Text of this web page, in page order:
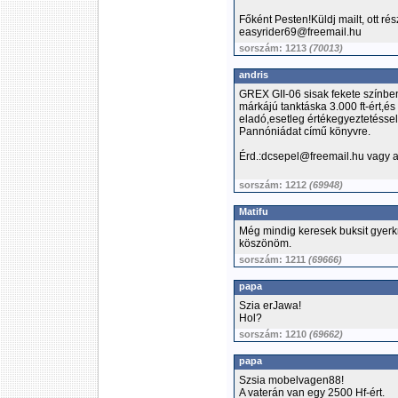
Főként Pesten!Küldj mailt, ott
easyrider69@freemail.hu
sorszám: 1213 (70013)
andris
GREX GII-06 sisak fekete
márkájú tanktáska 3.000 ft-
eladó,esetleg
Pannóniádat című könyvre.
Érd.:dcsepel@freemail.hu vagy
sorszám: 1212 (69948)
Matifu
Még mindig keresek buksit
köszönöm.
sorszám: 1211 (69666)
papa
Szia erJawa!
Hol?
sorszám: 1210 (69662)
papa
Szsia mobelvagen88!
A vaterán van egy 2500 Hf-ért.